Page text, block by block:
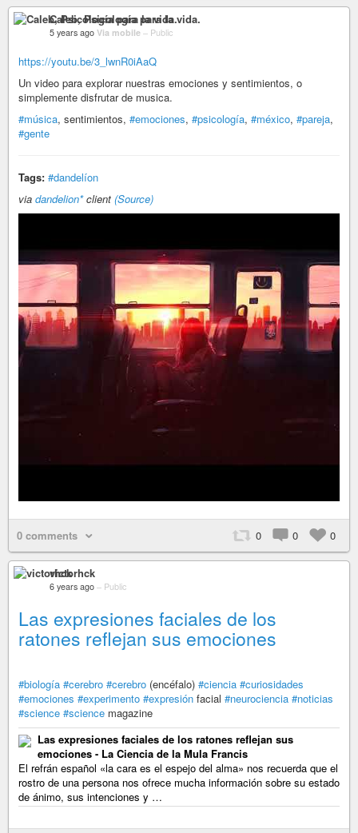
Caleb, Psicología para la vida.
5 years ago Via mobile – Public
https://youtu.be/3_lwnR0iAaQ
Un video para explorar nuestras emociones y sentimientos, o
simplemente disfrutar de musica.
#música, sentimientos, #emociones, #psicología, #méxico, #pareja,
#gente
Tags: #dandelíon
via dandelion*client (Source)
0 comments 0 0 0
victorhck
6 years ago – Public
Las expresiones faciales de los
ratones reflejan sus emociones
#biología #cerebro #cerebro (encéfalo) #ciencia #curiosidades
#emociones #experimento #expresión facial #neurociencia #noticias
#science #science magazine
Las expresiones faciales de los ratones reflejan sus
emociones - La Ciencia de la Mula Francis
El refrán español «la cara es el espejo del alma» nos recuerda que el
rostro de una persona nos ofrece mucha información sobre su estado
de ánimo, sus intenciones y …